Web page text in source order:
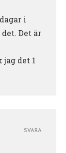
i
Det är
det 1
SVARA